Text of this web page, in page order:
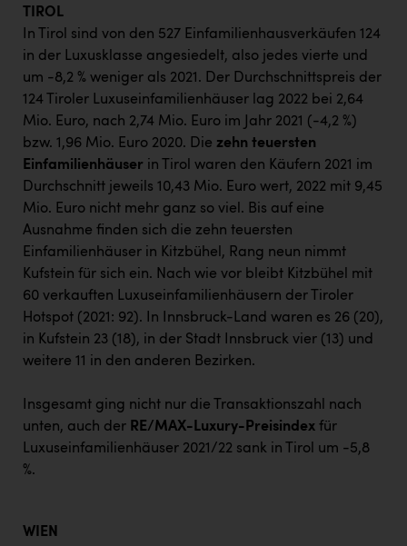
TIROL
In Tirol sind von den 527 Einfamilienhausverkäufen 124
in der Luxusklasse angesiedelt, also jedes vierte und
um -8,2 % weniger als 2021. Der Durchschnittspreis der
124 Tiroler Luxuseinfamilienhäuser lag 2022 bei 2,64
Mio. Euro, nach 2,74 Mio. Euro im Jahr 2021 (-4,2 %)
bzw. 1,96 Mio. Euro 2020. Die zehn teuersten
Einfamilienhäuser in Tirol waren den Käufern 2021 im
Durchschnitt jeweils 10,43 Mio. Euro wert, 2022 mit 9,45
Mio. Euro nicht mehr ganz so viel. Bis auf eine
Ausnahme finden sich die zehn teuersten
Einfamilienhäuser in Kitzbühel, Rang neun nimmt
Kufstein für sich ein. Nach wie vor bleibt Kitzbühel mit
60 verkauften Luxuseinfamilienhäusern der Tiroler
Hotspot (2021: 92). In Innsbruck-Land waren es 26 (20),
in Kufstein 23 (18), in der Stadt Innsbruck vier (13) und
weitere 11 in den anderen Bezirken.
Insgesamt ging nicht nur die Transaktionszahl nach
unten, auch der RE/MAX-Luxury-Preisindex für
Luxuseinfamilienhäuser 2021/22 sank in Tirol um -5,8
%.
WIEN